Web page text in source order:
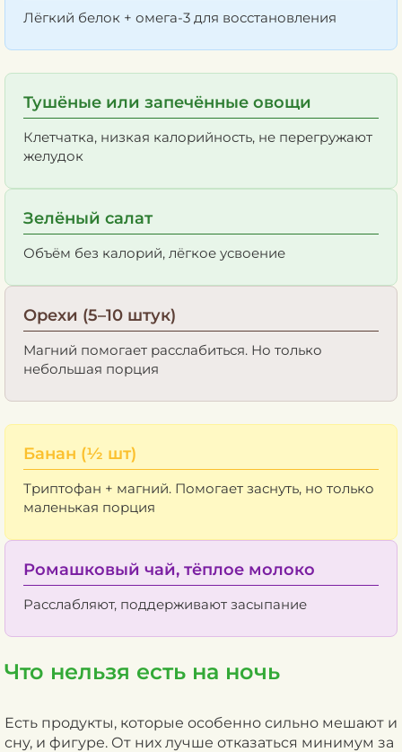
Лёгкий белок + омега-3 для восстановления
Тушёные или запечённые овощи
Клетчатка, низкая калорийность, не перегружают
желудок
Зелёный салат
Объём без калорий, лёгкое усвоение
Орехи (5–10 штук)
Магний помогает расслабиться. Но только
небольшая порция
Банан (½ шт)
Триптофан + магний. Помогает заснуть, но только
маленькая порция
Ромашковый чай, тёплое молоко
Расслабляют, поддерживают засыпание
Что нельзя есть на ночь
Есть продукты, которые особенно сильно мешают и
сну, и фигуре. От них лучше отказаться минимум за